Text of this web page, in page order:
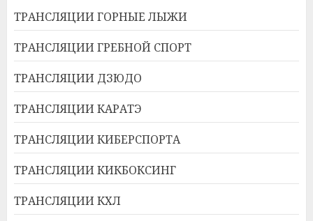
ТРАНСЛЯЦИИ ГОРНЫЕ ЛЫЖИ
ТРАНСЛЯЦИИ ГРЕБНОЙ СПОРТ
ТРАНСЛЯЦИИ ДЗЮДО
ТРАНСЛЯЦИИ КАРАТЭ
ТРАНСЛЯЦИИ КИБЕРСПОРТА
ТРАНСЛЯЦИИ КИКБОКСИНГ
ТРАНСЛЯЦИИ КХЛ